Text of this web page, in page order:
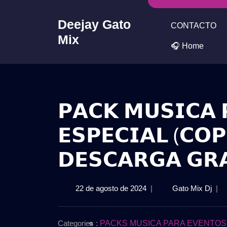
Deejay Gato
Mix
CONTACTO
🎧 Home
𝗣𝗔𝗖𝗞 𝗠𝗨𝗦𝗜𝗖𝗔
𝗘𝗦𝗣𝗘𝗖𝗜𝗔𝗟
𝗗𝗘𝗦𝗖𝗔𝗥𝗚𝗔
22 de agosto de 202422
de
| Gato Mix Dj |
Categories : PACKS MUSICA PARA